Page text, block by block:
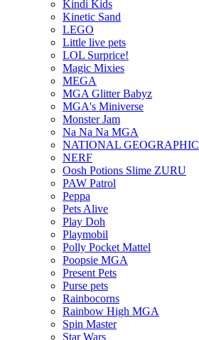
Kindi Kids
Kinetic Sand
LEGO
Little live pets
LOL Surprice!
Magic Mixies
MEGA
MGA Glitter Babyz
MGA's Miniverse
Monster Jam
Na Na Na MGA
NATIONAL GEOGRAPHIC
NERF
Oosh Potions Slime ZURU
PAW Patrol
Peppa
Pets Alive
Play Doh
Playmobil
Polly Pocket Mattel
Poopsie MGA
Present Pets
Purse pets
Rainbocorns
Rainbow High MGA
Spin Master
Star Wars